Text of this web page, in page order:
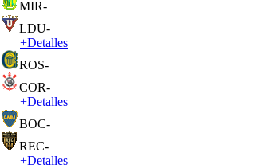
MIR-
LDU-
+Detalles
ROS-
COR-
+Detalles
BOC-
REC-
+Detalles